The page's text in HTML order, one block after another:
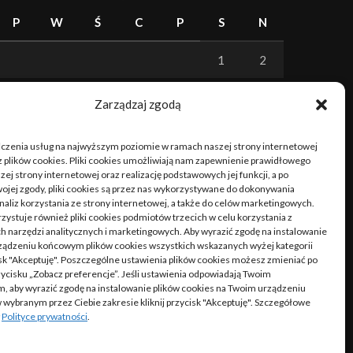
Zarządzaj zgodą
usług na najwyższym poziomie w ramach naszej strony internetowej
plików cookies. Pliki cookies umożliwiają nam zapewnienie prawidłowego
strony internetowej oraz realizację podstawowych jej funkcji, a po
zgody, pliki cookies są przez nas wykorzystywane do dokonywania
korzystania ze strony internetowej, a także do celów marketingowych.
również pliki cookies podmiotów trzecich w celu korzystania z
narzędzi analitycznych i marketingowych. Aby wyrazić zgodę na instalowanie
końcowym plików cookies wszystkich wskazanych wyżej kategorii
"Akceptuję". Poszczególne ustawienia plików cookies możesz zmieniać po
„Zobacz preferencje”. Jeśli ustawienia odpowiadają Twoim
aby wyrazić zgodę na instalowanie plików cookies na Twoim urządzeniu
przez Ciebie zakresie kliknij przycisk "Akceptuję". Szczegółowe
Polityce prywatności.
P W Ś C P S N
1 2
17 18 19 20 21 22 23
24 25 26 27 28 29 30
31
cze